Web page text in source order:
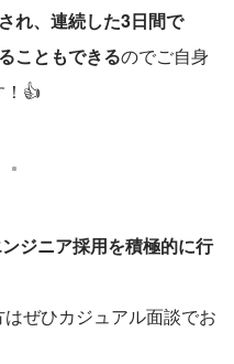
れ、連続した3日間で
こともできるのでご自身
👍
ジニア採用を積極的に行
ぜひカジュアル面談でお